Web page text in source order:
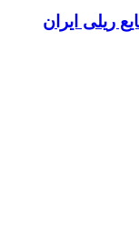
ریلی ایران